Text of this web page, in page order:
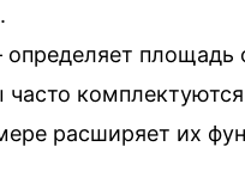
определяет площадь
часто
расширяет их